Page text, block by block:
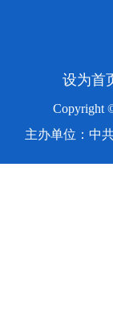
设为首
Copyright
主办单位：中